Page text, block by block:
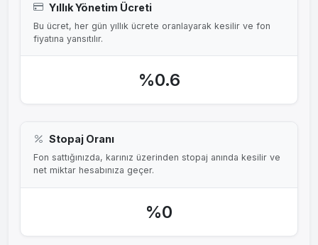
Yıllık Yönetim Ücreti
Bu ücret, her gün yıllık ücrete oranlayarak kesilir ve fon
fiyatına yansıtılır.
%0.6
Stopaj Oranı
Fon sattığınızda, karınız üzerinden stopaj anında kesilir ve
net miktar hesabınıza geçer.
%0